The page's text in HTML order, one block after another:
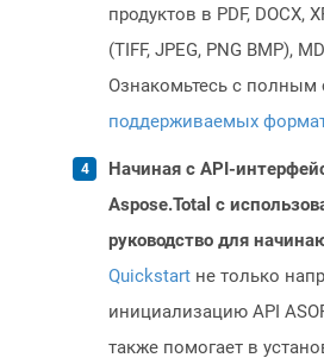
продуктов в PDF, DOCX,
(TIFF, JPEG, PNG BMP),
Ознакомьтесь с полным
поддерживаемых
Начиная с API-
Aspose.Total с
руководство для
Quickstart не только
инициализацию API
также помогает в